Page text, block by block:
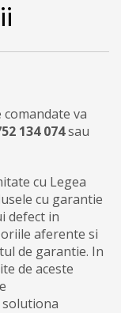
va
134 074sau
cu Legea
cu garantie
defect in
aferente si
de garantie. In
de aceste